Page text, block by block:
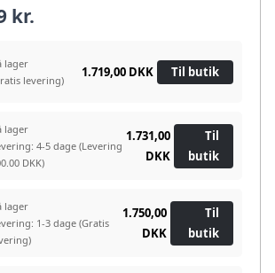
kr.
lager
levering)
1.719,00 DKK Til butik
lager
4-5 dage(Levering
DKK)
1.731,00
DKK
Til
butik
lager
1-3 dage(Gratis
1.750,00
DKK
Til
butik